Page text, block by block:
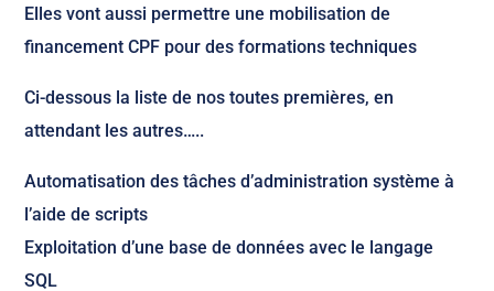
Elles vont aussi permettre une mobilisation de
financement CPF pour des formations techniques
Ci-dessous la liste de nos toutes premières, en
attendant les autres…..
Automatisation des tâches d’administration système à
l’aide de scripts
Exploitation d’une base de données avec le langage
SQL